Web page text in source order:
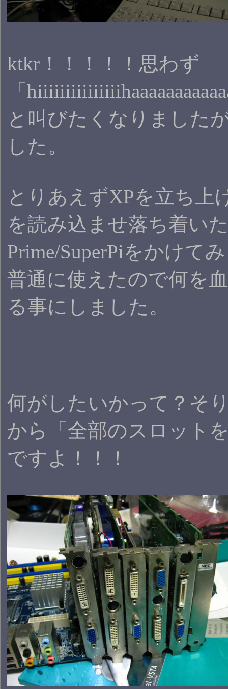
ktkr！！！！！思わず
「
と叫びたくなりました
した。
とりあえずXPを立ち上
を読み込ませ落ち着い
Prime/SuperPiをかけて
普通に使えたので何を
る事にしました。
何がしたいかって？そ
から「全部のスロット
ですよ！！！